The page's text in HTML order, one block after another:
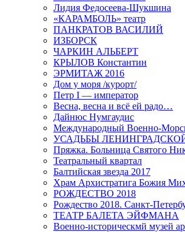
Лидия Федосеева-Шукшина
«КАРАМБОЛЬ» театр
ПАНКРАТОВ ВАСИЛИЙ
ИЗБОРСК
ЧАРКИН АЛЬБЕРТ
КРЫЛОВ Константин
ЭРМИТАЖ 2016
Дом у моря /курорт/
Петр I — император
Весна, весна и всё ей радо…
Дайнюс Нумгаудис
Международный Военно-
УСАДЬБЫ
Пряжка. Больница Святого
Театральный квартал
Балтийская звезда 2017
Храм Архистратига Божия
РОЖДЕСТВО 2018
Рождество 2018. Санкт-
ТЕАТР БАЛЕТА ЭЙФМАНА
Военно-историческмй музей